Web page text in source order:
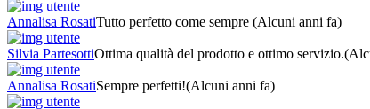
Annalisa RosatiTutto perfetto come sempre (Alcuni anni fa)
Silvia PartesottiOttima qualità del prodotto e ottimo servizio.
Annalisa RosatiSempre perfetti!(Alcuni anni fa)